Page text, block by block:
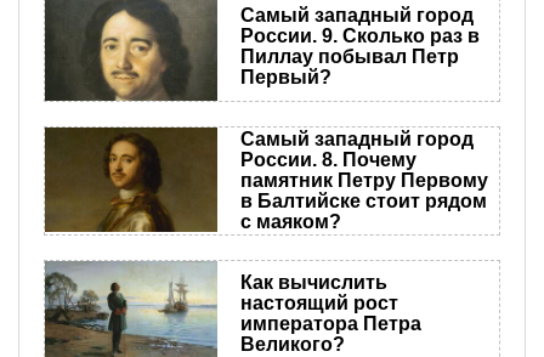
Самый западный город
России. 9. Сколько раз в
Пиллау побывал Петр
Первый?
Самый западный город
России. 8. Почему
памятник Петру Первому
в Балтийске стоит рядом
с маяком?
Как вычислить
настоящий рост
императора Петра
Великого?